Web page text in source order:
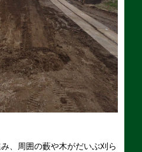
、周囲の藪や木がだいぶ刈ら